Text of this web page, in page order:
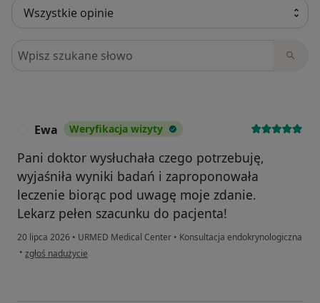
Szukaj w opiniach
Ewa Weryfikacja wizyty
Pani doktor wysłuchała czego potrzebuję,
wyjaśniła wyniki badań i zaproponowała
leczenie biorąc pod uwagę moje zdanie.
Lekarz pełen szacunku do pacjenta!
20 lipca 2026 • URMED Medical Center • Konsultacja endokrynologiczna
• w opinii użytkownika Ewa
zgłoś nadużycie